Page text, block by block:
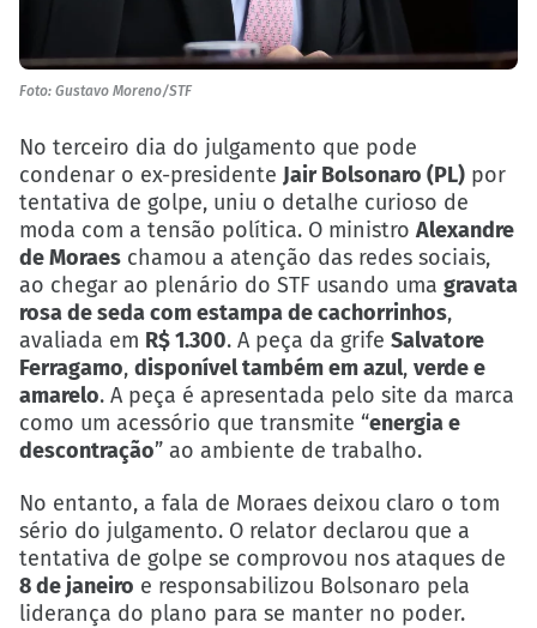
Foto: Gustavo Moreno/STF
No terceiro dia do julgamento que pode
condenar o ex-presidente Jair Bolsonaro (PL) por
tentativa de golpe, uniu o detalhe curioso de
moda com a tensão política. O ministro Alexandre
de Moraes chamou a atenção das redes sociais,
ao chegar ao plenário do STF usando uma gravata
rosa de seda com estampa de cachorrinhos,
avaliada em R$ 1.300. A peça da grife Salvatore
Ferragamo, disponível também em azul, verde e
amarelo. A peça é apresentada pelo site da marca
como um acessório que transmite “energia e
descontração” ao ambiente de trabalho.
No entanto, a fala de Moraes deixou claro o tom
sério do julgamento. O relator declarou que a
tentativa de golpe se comprovou nos ataques de
8 de janeiro e responsabilizou Bolsonaro pela
liderança do plano para se manter no poder.